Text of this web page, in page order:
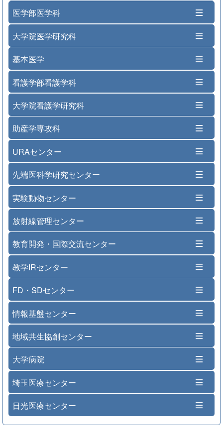
医学部医学科
大学院医学研究科
基本医学
看護学部看護学科
大学院看護学研究科
助産学専攻科
URAセンター
先端医科学研究センター
実験動物センター
放射線管理センター
教育開発・国際交流センター
教学IRセンター
FD・SDセンター
情報基盤センター
地域共生協創センター
大学病院
埼玉医療センター
日光医療センター